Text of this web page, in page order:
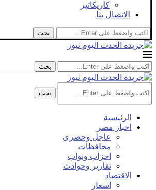
كاريكاتير
الاتصال بنا
بحث
بحث
بحث
الرئيسية
اخبار مصر
عاجل وحصري
محافظات
احزاب ونواب
تقارير وحوادث
الاقتصاد
اسعار